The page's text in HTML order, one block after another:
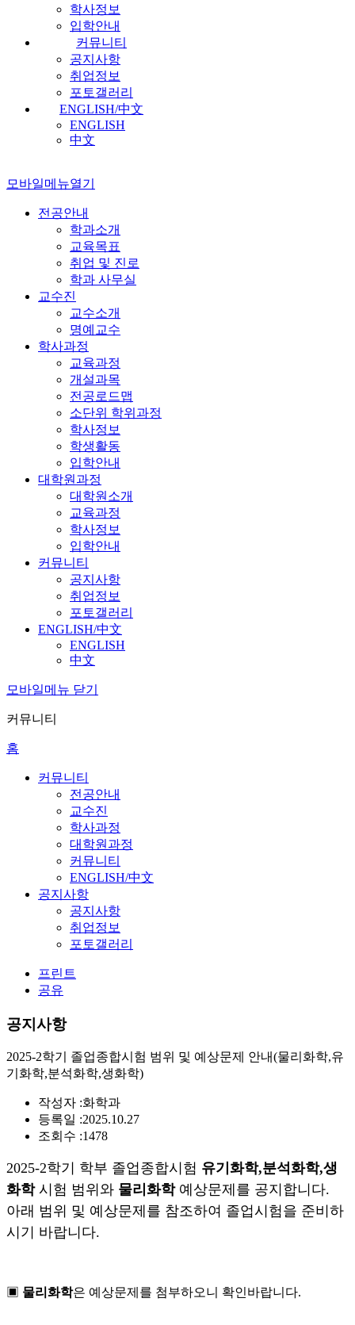
학사정보
입학안내
커뮤니티
공지사항
취업정보
포토갤러리
ENGLISH/中文
ENGLISH
中文
모바일메뉴열기
전공안내
학과소개
교육목표
취업 및 진로
학과 사무실
교수진
교수소개
명예교수
학사과정
교육과정
개설과목
전공로드맵
소단위 학위과정
학사정보
학생활동
입학안내
대학원과정
대학원소개
교육과정
학사정보
입학안내
커뮤니티
공지사항
취업정보
포토갤러리
ENGLISH/中文
ENGLISH
中文
모바일메뉴 닫기
커뮤니티
홈
커뮤니티
전공안내
교수진
학사과정
대학원과정
커뮤니티
ENGLISH/中文
공지사항
공지사항
취업정보
포토갤러리
프린트
공유
공지사항
2025-2학기 졸업종합시험 범위 및 예상문제 안내(물리화학,유
기화학,분석화학,생화학)
작성자 :화학과
등록일 :2025.10.27
조회수 :1478
2025-2학기 학부 졸업종합시험 유기화학,분석화학,생
화학시험 범위와 물리화학예상문제를 공지합니다.
아래 범위 및 예상문제를 참조하여 졸업시험을 준비하
시기 바랍니다.
▣ 물리화학은 예상문제를 첨부하오니 확인바랍니다.